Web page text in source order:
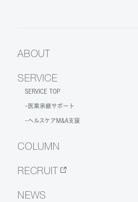
ABOUT
SERVICE
SERVICE TOP
医業承継サポート
ヘルスケアM&A支援
COLUMN
RECRUIT
NEWS